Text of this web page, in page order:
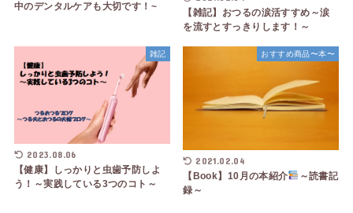
中のデンタルケアも大切です！~
【雑記】おつるの涙活すすめ～涙
を流すとすっきりします！～
雑記
2023.08.06
【健康】しっかりと虫歯予防しよ
う！～実践している3つのコト～
おすすめ商品〜本〜
2021.02.04
【Book】10月の本紹介
～読書記
録～